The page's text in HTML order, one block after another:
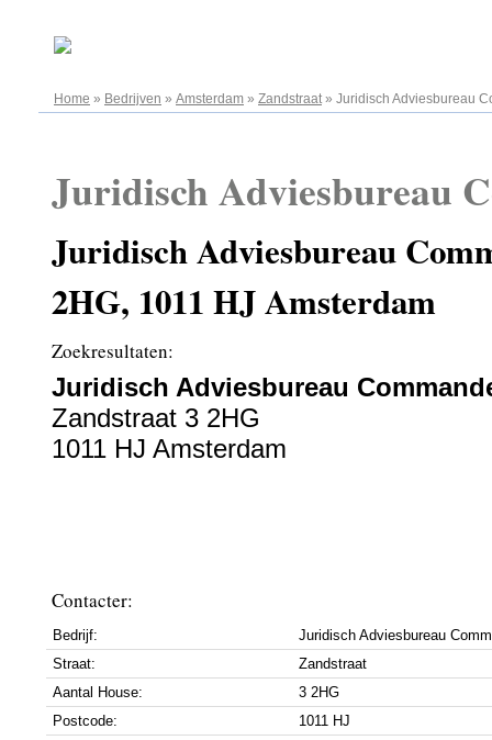
Home » Bedrijven » Amsterdam » Zandstraat» Juridisch Adviesbureau
Juridisch Adviesbureau
Juridisch Adviesbureau
2HG, 1011 HJ Amsterdam
Zoekresultaten:
Juridisch Adviesbureau
Zandstraat 3 2HG
1011 HJ Amsterdam
Contacter:
Bedrijf:
Juridisch Adviesbureau
Straat:
Zandstraat
Aantal House:
3 2HG
Postcode:
1011 HJ